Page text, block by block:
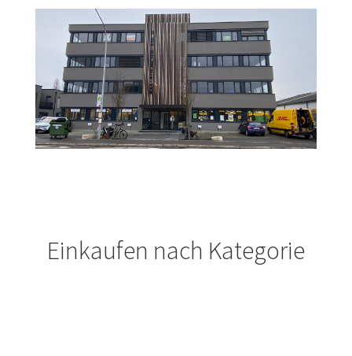
Mein Konto
Öffnungszeiten
Richtlinie für Rückerstattungen und Rückgaben
Versand und Zahlungsbedingungen
Widerrufsbelehrung
Einkaufen nach Kategorie